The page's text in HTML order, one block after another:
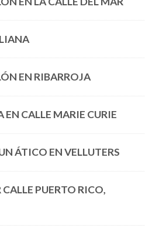
EN RIBARROJA
CALLE MARIE CURIE
ÁTICO EN VELLUTERS
PUERTO RICO,